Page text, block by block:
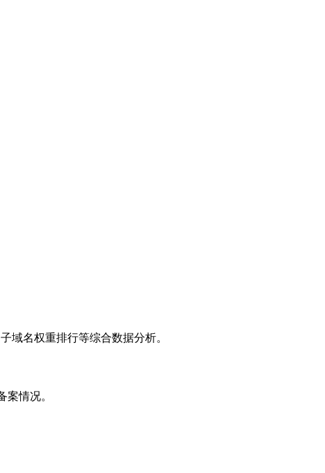
域名权重排行等综合数据分析。
情况。